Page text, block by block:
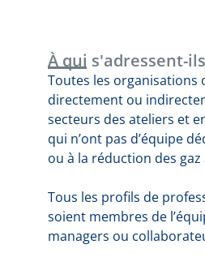
À qui s'adressent-
Toutes les organisations
directement ou
secteurs des ateliers et
qui n’ont pas d’équipe
ou à la réduction des
Tous les profils de
soient membres de
managers ou